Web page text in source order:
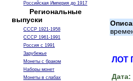
Российская Империя до 1917
Региональные
выпуски
СССР 1921-1958
СССР 1961-1991
Россия с 1991
Зарубежье
Монеты с браком
Наборы монет
Монеты в слабах
ЛОТ
Дата: